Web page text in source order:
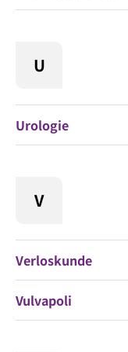
U
Urologie
V
Verloskunde
Vulvapoli